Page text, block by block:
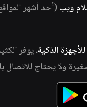
ويب (أحد أشهر
الذكية، يوفر
ولا يحتاج للاتصال